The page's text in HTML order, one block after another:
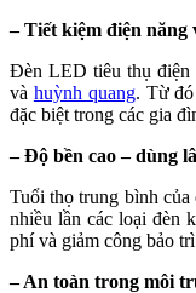
– Tiết kiệm điện
Đèn LED tiêu thụ điện
và huỳnh quang. Từ đó
đặc biệt trong các gia
– Độ bền cao – dùng
Tuổi thọ trung bình
nhiều lần các loại đèn
phí và giảm công bảo
– An toàn trong môi